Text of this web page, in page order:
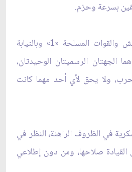
بسرعة وحزم.
2- إن القائد العام للجيش والقوات المسلحة «1» وبالنيابة
الجهتان الرسميتان الوحيدتان،
ولا يحق لأي أحد مهما كانت
في الظروف الراهنة، النظر في
صلاحها، ومن دون إطلاعي